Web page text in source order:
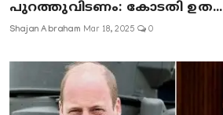
പുറത്തുവിടണം: കോടതി ഉത...
Shajan Abraham Mar 18, 2025 0